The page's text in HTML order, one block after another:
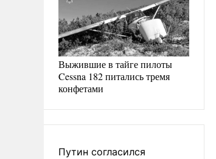
Выжившие в тайге пилоты
Cessna 182 питались тремя
конфетами
Путин согласился